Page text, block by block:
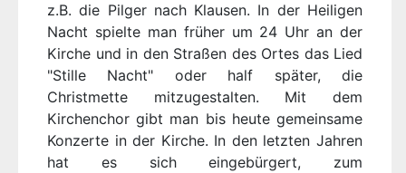
z.B. die Pilger nach Klausen. In der Heiligen
Nacht spielte man früher um 24 Uhr an der
Kirche und in den Straßen des Ortes das Lied
"Stille Nacht" oder half später, die
Christmette mitzugestalten. Mit dem
Kirchenchor gibt man bis heute gemeinsame
Konzerte in der Kirche. In den letzten Jahren
hat es sich eingebürgert, zum